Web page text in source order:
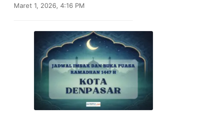
Maret 1, 2026, 4:16 PM